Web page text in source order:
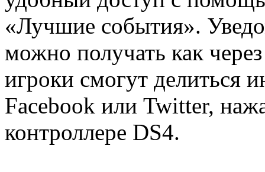
«Лучшие события».
можно получать как
игроки смогут делиться
Facebook или Twitter,
контроллере DS4.